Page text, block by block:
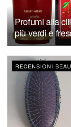
Profumi alla
più verdi e
RECENSIONI